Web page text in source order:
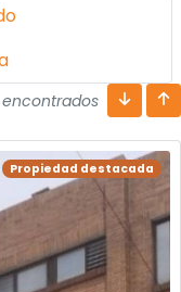
Propiedad destacada